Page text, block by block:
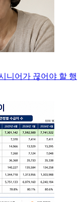
니어가 끊어야 할 행